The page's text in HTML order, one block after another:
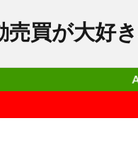
売買が大好
Apple信者の林